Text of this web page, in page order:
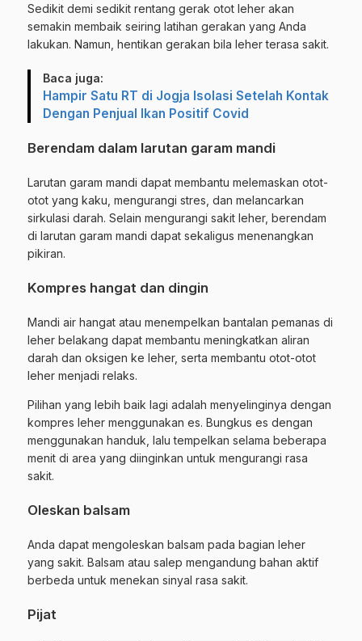
Sedikit demi sedikit rentang gerak otot leher akan
semakin membaik seiring latihan gerakan yang Anda
lakukan. Namun, hentikan gerakan bila leher terasa sakit.
Baca juga:
Hampir Satu RT di Jogja Isolasi Setelah Kontak
Dengan Penjual Ikan Positif Covid
Berendam dalam larutan garam mandi
Larutan garam mandi dapat membantu melemaskan otot-
otot yang kaku, mengurangi stres, dan melancarkan
sirkulasi darah. Selain mengurangi sakit leher, berendam
di larutan garam mandi dapat sekaligus menenangkan
pikiran.
Kompres hangat dan dingin
Mandi air hangat atau menempelkan bantalan pemanas di
leher belakang dapat membantu meningkatkan aliran
darah dan oksigen ke leher, serta membantu otot-otot
leher menjadi relaks.
Pilihan yang lebih baik lagi adalah menyelinginya dengan
kompres leher menggunakan es. Bungkus es dengan
menggunakan handuk, lalu tempelkan selama beberapa
menit di area yang diinginkan untuk mengurangi rasa
sakit.
Oleskan balsam
Anda dapat mengoleskan balsam pada bagian leher
yang sakit. Balsam atau salep mengandung bahan aktif
berbeda untuk menekan sinyal rasa sakit.
Pijat